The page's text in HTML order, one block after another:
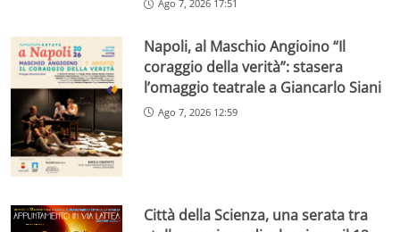
Ago 7, 2026 17:51
Napoli, al Maschio Angioino “Il
coraggio della verità”: stasera
l’omaggio teatrale a Giancarlo Siani
Ago 7, 2026 12:59
Città della Scienza, una serata tra